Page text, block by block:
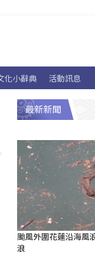
化小辭典 活動訊息
最新新聞
颱風外圍花蓮沿海風
浪